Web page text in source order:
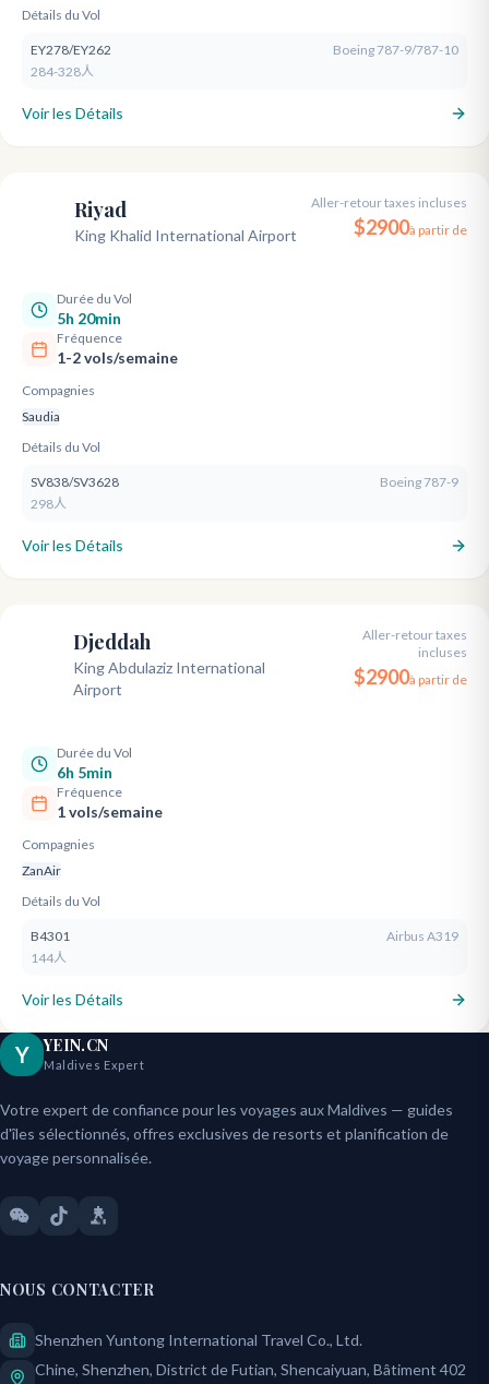
Détails du Vol
EY278/EY262
Boeing 787-9/787-10
284-328人
Voir les Détails
Riyad
King Khalid International Airport
Aller-retour taxes incluses
$2900à partir de
Durée du Vol
5h 20min
Fréquence
1-2 vols/semaine
Compagnies
Saudia
Détails du Vol
SV838/SV3628
Boeing 787-9
298人
Voir les Détails
Djeddah
King Abdulaziz International
Airport
Aller-retour taxes
incluses
$2900à partir de
Durée du Vol
6h 5min
Fréquence
1 vols/semaine
Compagnies
ZanAir
Détails du Vol
B4301
Airbus A319
144人
Voir les Détails
Y YEIN.CN
Maldives Expert
Votre expert de confiance pour les voyages aux Maldives — guides
d'îles sélectionnés, offres exclusives de resorts et planification de
voyage personnalisée.
NOUS CONTACTER
Shenzhen Yuntong International Travel Co., Ltd.
Chine, Shenzhen, District de Futian, Shencaiyuan, Bâtiment 402